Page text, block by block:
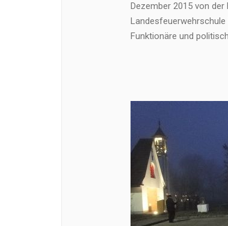
Dezember 2015 von der
Landesfeuerwehrschule
Funktionäre und